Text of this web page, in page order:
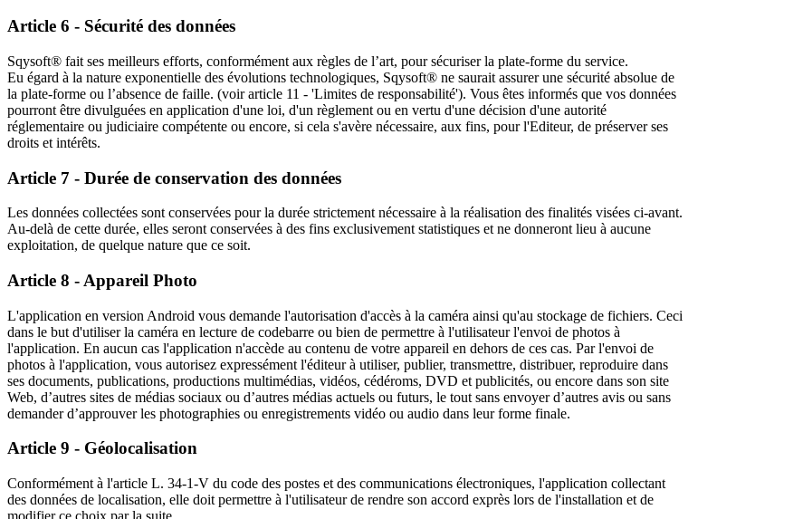
Article 6 - Sécurité des données
Sqysoft® fait ses meilleurs efforts, conformément aux règles de l’art, pour sécuriser la plate-forme du service.
Eu égard à la nature exponentielle des évolutions technologiques, Sqysoft® ne saurait assurer une sécurité absolue de
la plate-forme ou l’absence de faille. (voir article 11 - 'Limites de responsabilité'). Vous êtes informés que vos données
pourront être divulguées en application d'une loi, d'un règlement ou en vertu d'une décision d'une autorité
réglementaire ou judiciaire compétente ou encore, si cela s'avère nécessaire, aux fins, pour l'Editeur, de préserver ses
droits et intérêts.
Article 7 - Durée de conservation des données
Les données collectées sont conservées pour la durée strictement nécessaire à la réalisation des finalités visées ci-avant.
Au-delà de cette durée, elles seront conservées à des fins exclusivement statistiques et ne donneront lieu à aucune
exploitation, de quelque nature que ce soit.
Article 8 - Appareil Photo
L'application en version Android vous demande l'autorisation d'accès à la caméra ainsi qu'au stockage de fichiers. Ceci
dans le but d'utiliser la caméra en lecture de codebarre ou bien de permettre à l'utilisateur l'envoi de photos à
l'application. En aucun cas l'application n'accède au contenu de votre appareil en dehors de ces cas. Par l'envoi de
photos à l'application, vous autorisez expressément l'éditeur à utiliser, publier, transmettre, distribuer, reproduire dans
ses documents, publications, productions multimédias, vidéos, cédéroms, DVD et publicités, ou encore dans son site
Web, d’autres sites de médias sociaux ou d’autres médias actuels ou futurs, le tout sans envoyer d’autres avis ou sans
demander d’approuver les photographies ou enregistrements vidéo ou audio dans leur forme finale.
Article 9 - Géolocalisation
Conformément à l'article L. 34-1-V du code des postes et des communications électroniques, l'application collectant
des données de localisation, elle doit permettre à l'utilisateur de rendre son accord exprès lors de l'installation et de
modifier ce choix par la suite.